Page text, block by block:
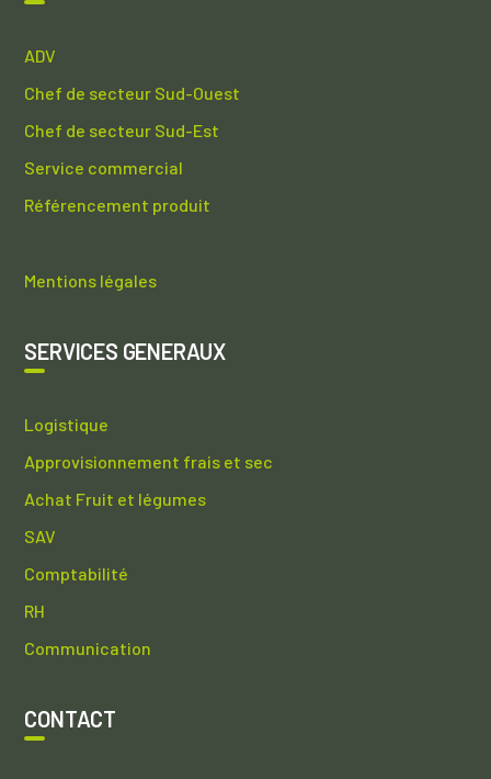
ADV
Chef de secteur Sud-Ouest
Chef de secteur Sud-Est
Service commercial
Référencement produit
Mentions légales
SERVICES GENERAUX
Logistique
Approvisionnement frais et sec
Achat Fruit et légumes
SAV
Comptabilité
RH
Communication
CONTACT